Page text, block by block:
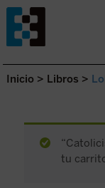
Saltar al contenido.
Inicio > Libros >
tu